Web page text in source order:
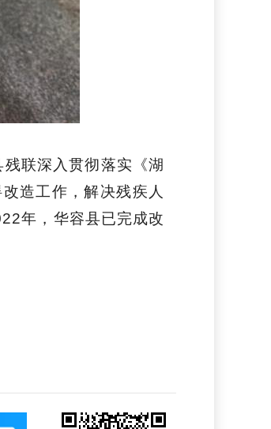
联深入贯彻落实《湖
造工作，解决残疾人
年，华容县已完成改